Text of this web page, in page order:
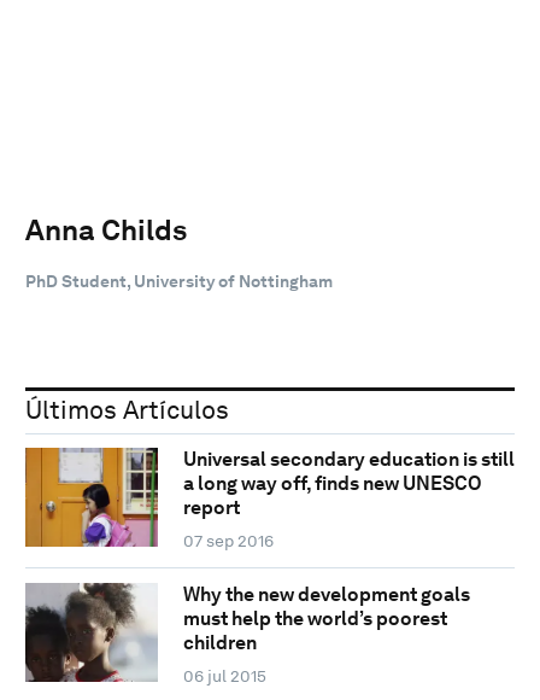
Anna Childs
PhD Student, University of Nottingham
Últimos Artículos
Universal secondary education is still
a long way off, finds new UNESCO
report
07 sep 2016
Why the new development goals
must help the world’s poorest
children
06 jul 2015